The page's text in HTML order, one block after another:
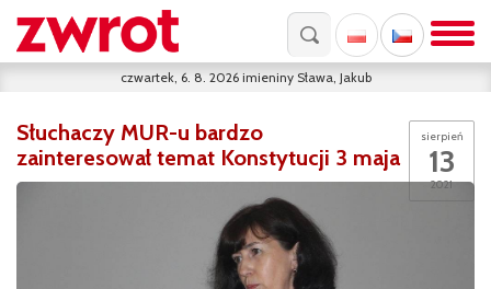
czwartek, 6. 8. 2026 imieniny Sława, Jakub
sierpień
13
2021
Słuchaczy MUR-u bardzo
zainteresował temat Konstytucji 3 maja